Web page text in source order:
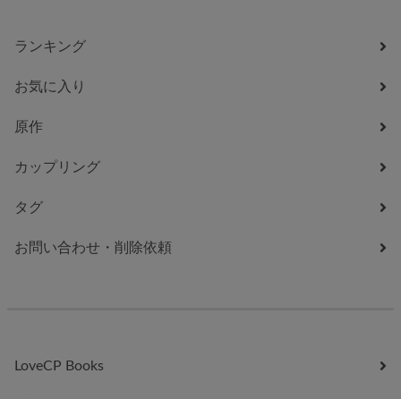
ランキング
お気に入り
原作
カップリング
タグ
お問い合わせ・削除依頼
LoveCP Books